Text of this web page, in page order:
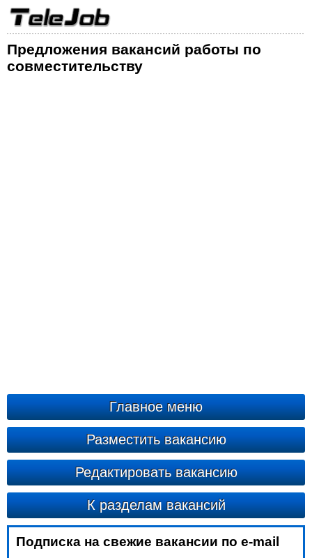
Предложения вакансий работы по
совместительству
Главное меню
Разместить вакансию
Редактировать вакансию
К разделам вакансий
Подписка на свежие вакансии по e-mail